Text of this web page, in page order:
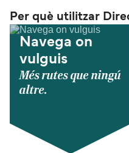
Per què utilitzar
Navega on
vulguis
Més rutes que ningú
altre.